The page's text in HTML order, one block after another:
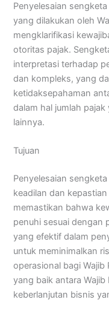
Penyelesaian
yang dilakukan oleh
mengklarifikasi
otoritas pajak.
interpretasi terhadap
dan kompleks, yang
ketidaksepahaman
dalam hal jumlah
lainnya.
Tujuan
Penyelesaian
keadilan dan
memastikan bahwa
penuhi sesuai dengan
yang efektif dalam
untuk meminimalkan
operasional bagi Wajib
yang baik antara
keberlanjutan bisnis